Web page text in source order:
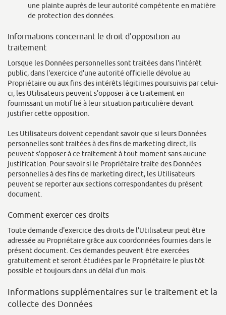
une plainte auprès de leur autorité compétente en matière
de protection des données.
Informations concernant le droit d'opposition au
traitement
Lorsque les Données personnelles sont traitées dans l'intérêt
public, dans l'exercice d'une autorité officielle dévolue au
Propriétaire ou aux fins des intérêts légitimes poursuivis par celui-
ci, les Utilisateurs peuvent s'opposer à ce traitement en
fournissant un motif lié à leur situation particulière devant
justifier cette opposition.
Les Utilisateurs doivent cependant savoir que si leurs Données
personnelles sont traitées à des fins de marketing direct, ils
peuvent s'opposer à ce traitement à tout moment sans aucune
justification. Pour savoir si le Propriétaire traite des Données
personnelles à des fins de marketing direct, les Utilisateurs
peuvent se reporter aux sections correspondantes du présent
document.
Comment exercer ces droits
Toute demande d'exercice des droits de l'Utilisateur peut être
adressée au Propriétaire grâce aux coordonnées fournies dans le
présent document. Ces demandes peuvent être exercées
gratuitement et seront étudiées par le Propriétaire le plus tôt
possible et toujours dans un délai d'un mois.
Informations supplémentaires sur le traitement et la
collecte des Données